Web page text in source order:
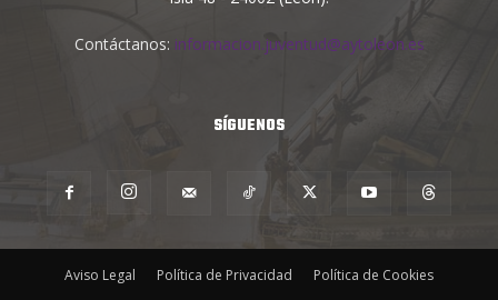
Contáctanos: informacion.juventud@aytoleon.es
SÍGUENOS
Aviso Legal Política de Privacidad Política de Cookies